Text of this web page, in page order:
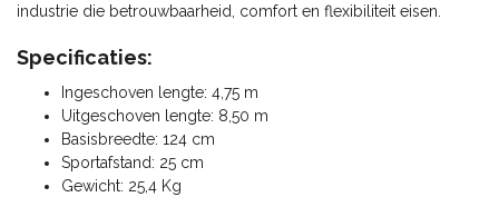
industrie die betrouwbaarheid, comfort en flexibiliteit eisen.
Specificaties:
Ingeschoven lengte: 4,75 m
Uitgeschoven lengte: 8,50 m
Basisbreedte: 124 cm
Sportafstand: 25 cm
Gewicht: 25,4 Kg